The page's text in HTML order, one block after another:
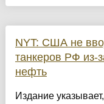
NYT: США не
танкеров РФ из-
нефть
Издание